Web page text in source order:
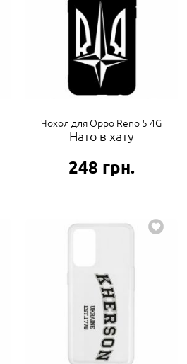
Чохол для Oppo Reno 5 4G
Нато в хату
248 грн.